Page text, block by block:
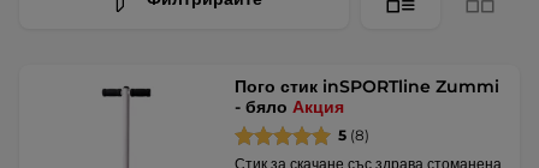
Пого стик inSPORTline Zummi
- бялоАкция
5 (8)
Стик за скачане със здрава стоманена